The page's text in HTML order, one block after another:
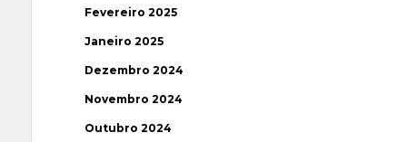
Fevereiro 2025
Janeiro 2025
Dezembro 2024
Novembro 2024
Outubro 2024